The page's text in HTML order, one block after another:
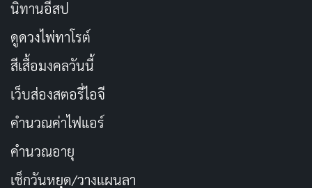
นิทานอีสป
ดูดวงไพ่ทาโรต์
สีเสื้อมงคลวันนี้
เว็บส่องสตอรี่ไอจี
คำนวณค่าไฟแอร์
คำนวณอายุ
เช็กวันหยุด/วางแผนลา